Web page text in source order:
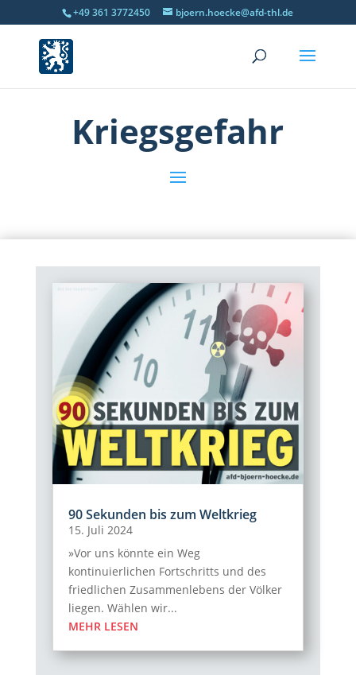
+49 361 3772450 bjoern.hoecke@afd-thl.de
Kriegsgefahr
90 Sekunden bis zum Weltkrieg
15. Juli 2024
»Vor uns könnte ein Weg
kontinuierlichen Fortschritts und des
friedlichen Zusammenlebens der Völker
liegen. Wählen wir...
MEHR LESEN